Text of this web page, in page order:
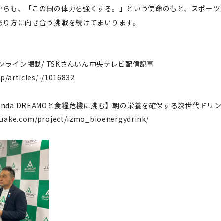
も、「この国の体力を強くする。」という使命のもと、スポーツ
方に向き合う挑戦を続けてまいります。
イン掲載/ TSKさんいん中央テレビ配信記事
articles/-/1016832
DREAMOと食糧危機に挑む】朝の栄養を確保する次世代ドリ
project/izmo_bioenergydrink/